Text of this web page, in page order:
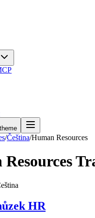
/Čeština/Human Resources
HR